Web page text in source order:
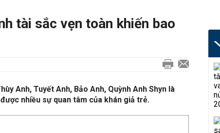
tài sắc vẹn toàn khiến bao
Anh, Tuyết Anh, Bảo Anh, Quỳnh Anh Shyn là
nhiều sự quan tâm của khán giả trẻ.